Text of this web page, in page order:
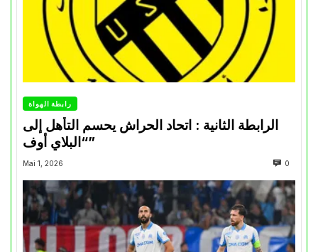
رابطة الهواة
الرابطة الثانية : اتحاد الحراش يحسم التأهل إلى
“البلاي أوف”
Mai 1, 2026 0